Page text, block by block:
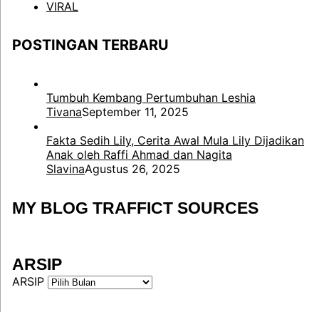
VIRAL
POSTINGAN TERBARU
Tumbuh Kembang Pertumbuhan Leshia
TivanaSeptember 11, 2025
Fakta Sedih Lily, Cerita Awal Mula Lily Dijadikan
Anak oleh Raffi Ahmad dan Nagita
SlavinaAgustus 26, 2025
MY BLOG TRAFFICT SOURCES
ARSIP
ARSIP